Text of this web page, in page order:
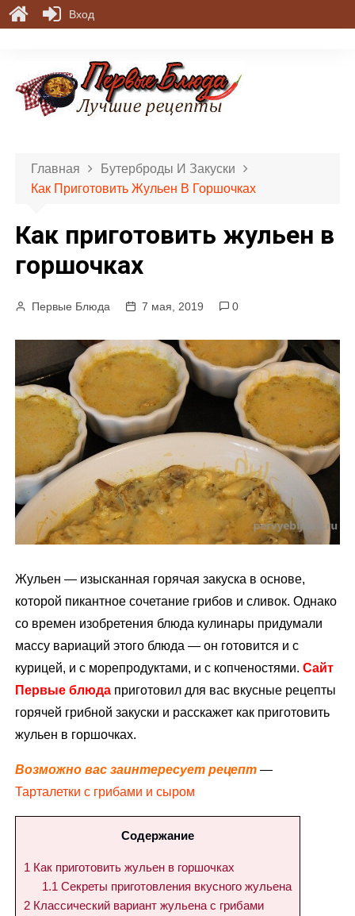
Главная
Бутерброды И Закуски
Как Приготовить Жульен В Горшочках
Как приготовить жульен в
горшочках
Первые Блюда 7 мая, 2019 0
Жульен — изысканная горячая закуска в основе,
которой пикантное сочетание грибов и сливок. Однако
со времен изобретения блюда кулинары придумали
массу вариаций этого блюда — он готовится и с
курицей, и с морепродуктами, и с копченостями.Сайт
Первые блюда приготовил для вас вкусные рецепты
горячей грибной закуски и расскажет как приготовить
жульен в горшочках.
Возможно вас заинтересует рецепт —
Тарталетки с грибами и сыром
Содержание
1 Как приготовить жульен в горшочках
1.1 Секреты приготовления вкусного жульена
2 Классический вариант жульена с грибами
Вход